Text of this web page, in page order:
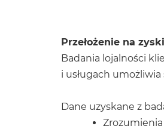
Przełożenie na zyski
Badania lojalności
i usługach
Dane uzyskane z